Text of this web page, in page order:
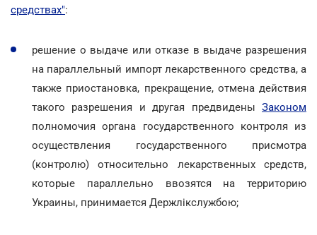
средствах":
решение о выдаче или отказе в выдаче разрешения
на параллельный импорт лекарственного средства, а
также приостановка, прекращение, отмена действия
такого разрешения и другая предвидены Законом
полномочия органа государственного контроля из
осуществления государственного присмотра
(контролю) относительно лекарственных средств,
которые параллельно ввозятся на территорию
Украины, принимается Держлікслужбою;